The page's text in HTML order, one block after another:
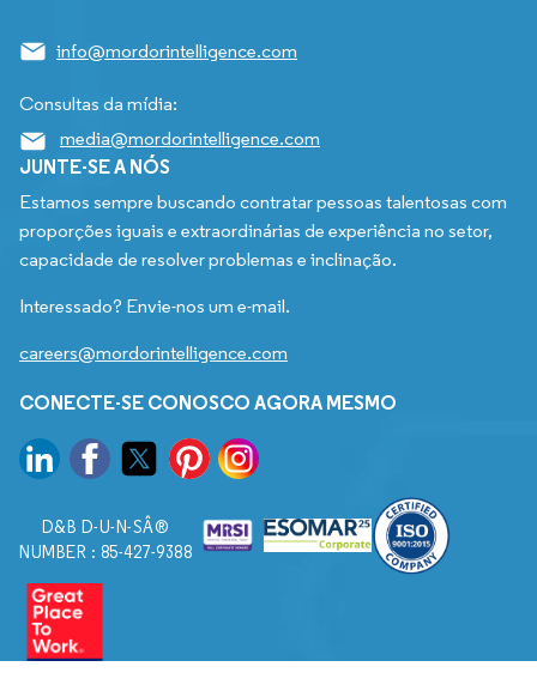
info@mordorintelligence.com
Consultas da mídia:
media@mordorintelligence.com
JUNTE-SE A NÓS
Estamos sempre buscando contratar pessoas talentosas com
proporções iguais e extraordinárias de experiência no setor,
capacidade de resolver problemas e inclinação.
Interessado? Envie-nos um e-mail.
careers@mordorintelligence.com
CONECTE-SE CONOSCO AGORA MESMO
D&B D-U-N-SÂ®
NUMBER : 85-427-9388